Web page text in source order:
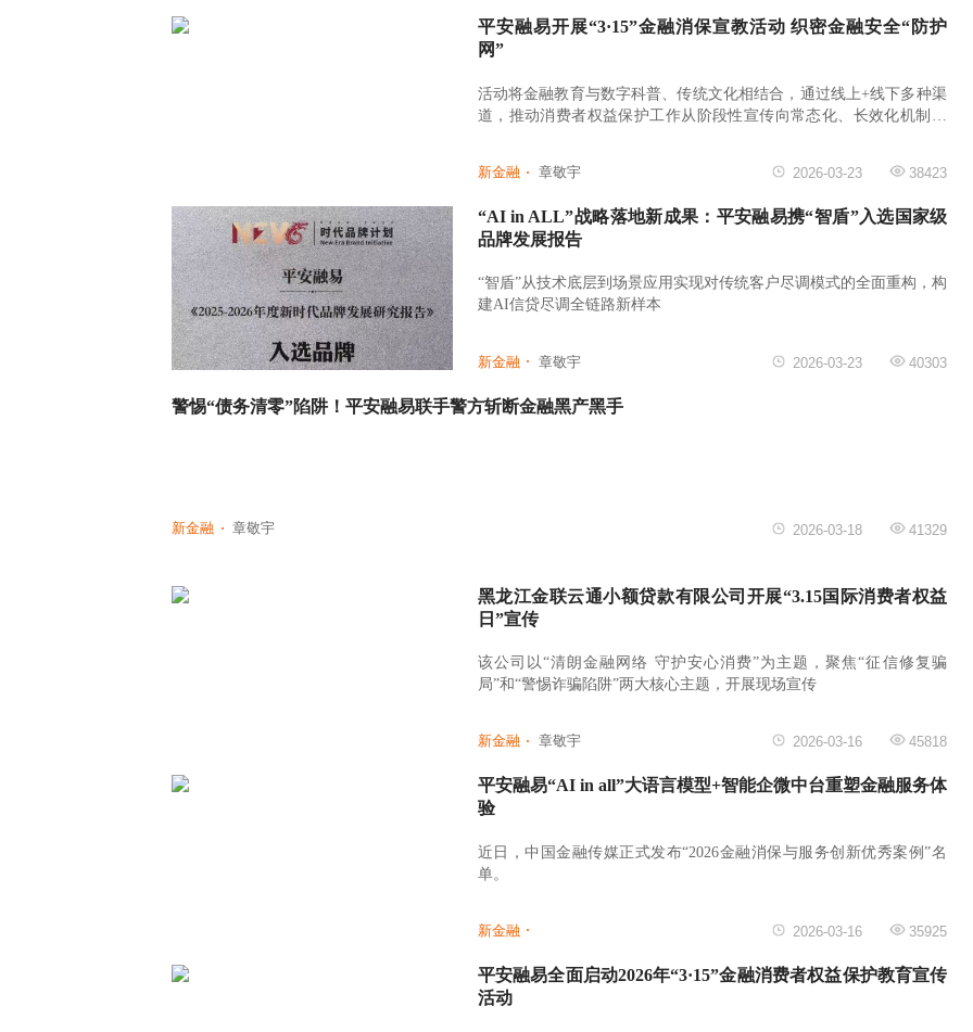
平安融易开展“3·15”金融消保宣教活动 织密金融安全“防护
网”
活动将金融教育与数字科普、传统文化相结合，通过线上+线下多种渠
道，推动消费者权益保护工作从阶段性宣传向常态化、长效化机制建
新金融 章敬宇 38423
2026-03-23
“AI in ALL”战略落地新成果：平安融易携“智盾”入选国家级
品牌发展报告
“智盾”从技术底层到场景应用实现对传统客户尽调模式的全面重构，构
建AI信贷尽调全链路新样本
新金融 章敬宇 40303
2026-03-23
警惕“债务清零”陷阱！平安融易联手警方斩断金融黑产黑手
新金融 章敬宇 41329
2026-03-18
黑龙江金联云通小额贷款有限公司开展“3.15国际消费者权益
日”宣传
该公司以“清朗金融网络 守护安心消费”为主题，聚焦“征信修复骗
局”和“警惕诈骗陷阱”两大核心主题，开展现场宣传
新金融 章敬宇 45818
2026-03-16
平安融易“AI in all”大语言模型+智能企微中台重塑金融服务体
验
近日，中国金融传媒正式发布“2026金融消保与服务创新优秀案例”名
单。
新金融 35925
2026-03-16
平安融易全面启动2026年“3·15”金融消费者权益保护教育宣传
活动